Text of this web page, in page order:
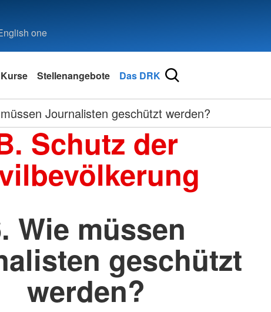
one
Kurse Stellenangebote Das DRK
Journalisten geschützt werden?
Schutz der
Wie müssen
geschützt
werden?